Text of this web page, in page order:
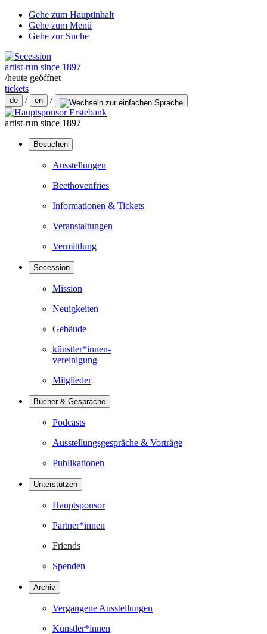
Gehe zum Hauptinhalt
Gehe zum Menü
Gehe zur Suche
artist-run since 1897
/heute geöffnet
tickets
de / en /
artist-run since 1897
Besuchen
Ausstellungen
Beethovenfries
Informationen & Tickets
Veranstaltungen
Vermittlung
Secession
Mission
Neuigkeiten
Gebäude
künstler*innen-
vereinigung
Mitglieder
Bücher & Gespräche
Podcasts
Ausstellungsgespräche & Vorträge
Publikationen
Unterstützen
Hauptsponsor
Partner*innen
Friends
Spenden
Archiv
Vergangene Ausstellungen
Künstler*innen